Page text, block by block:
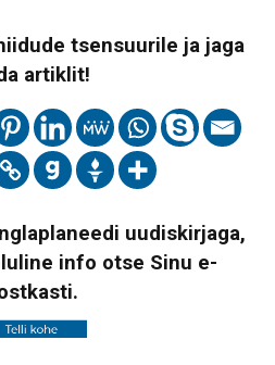
tsensuurile ja jaga
artiklit!
uudiskirjaga,
info otse Sinu e-